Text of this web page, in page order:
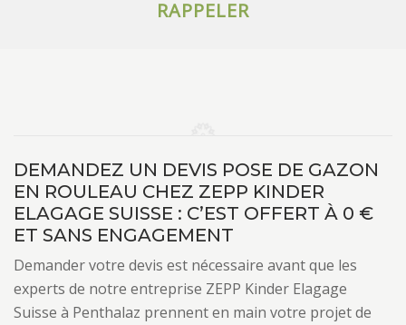
DEMANDEZ UN DEVIS POSE DE GAZON
EN ROULEAU CHEZ ZEPP KINDER
ELAGAGE SUISSE : C’EST OFFERT À 0 €
ET SANS ENGAGEMENT
Demander votre devis est nécessaire avant que les
experts de notre entreprise ZEPP Kinder Elagage
Suisse à Penthalaz prennent en main votre projet de